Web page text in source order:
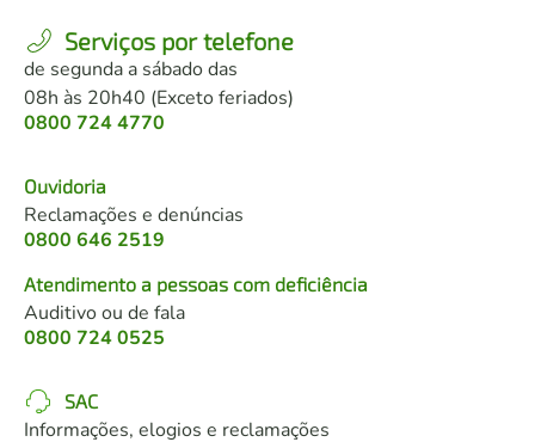
Serviços por telefone
de segunda a sábado das
08h às 20h40 (Exceto feriados)
0800 724 4770
Ouvidoria
Reclamações e denúncias
0800 646 2519
Atendimento a pessoas com deficiência
Auditivo ou de fala
0800 724 0525
SAC
Informações, elogios e reclamações